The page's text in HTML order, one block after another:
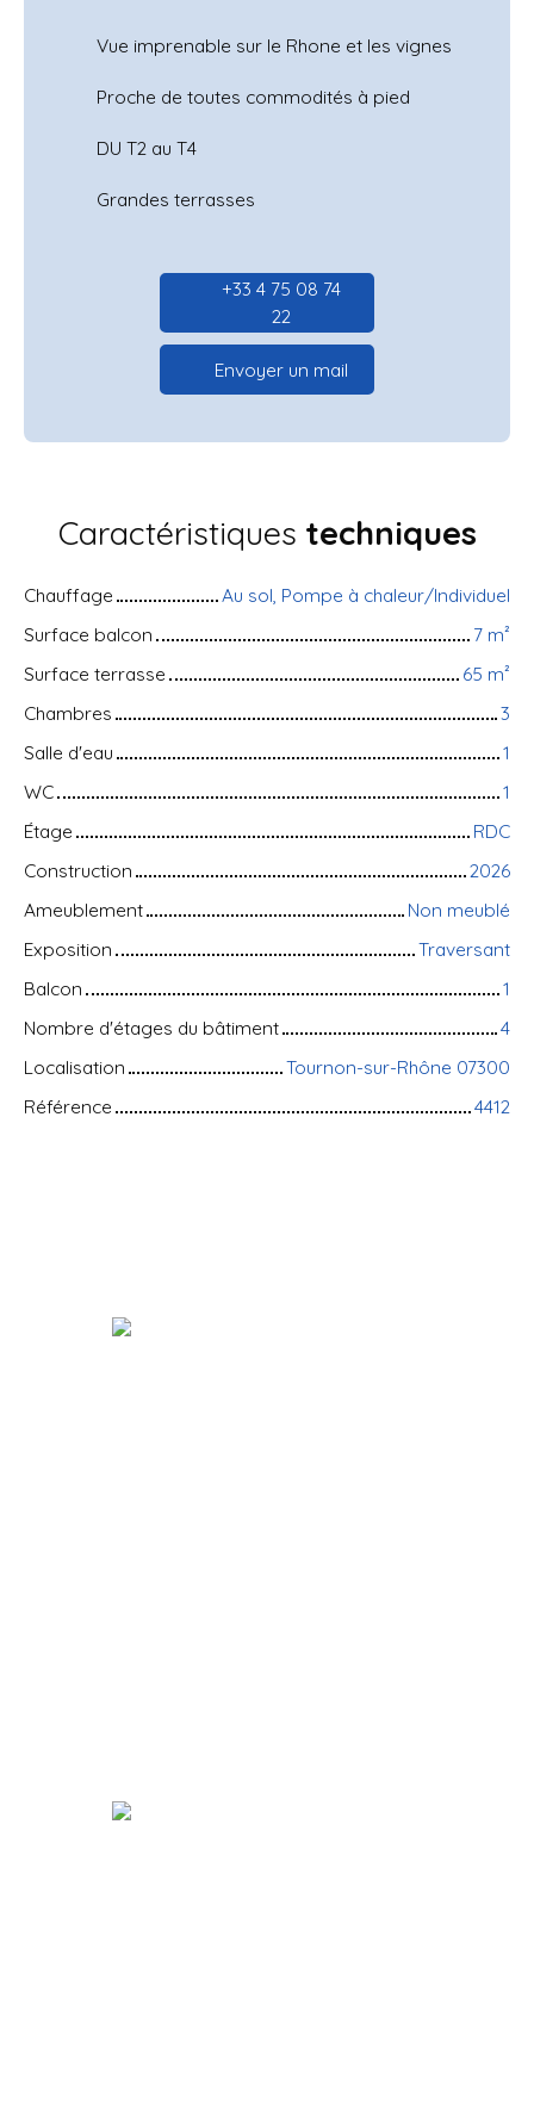
Vue imprenable sur le Rhone et les vignes
Proche de toutes commodités à pied
DU T2 au T4
Grandes terrasses
+33 4 75 08 74
22
Envoyer un mail
Caractéristiques techniques
Chauffage
Au sol, Pompe à chaleur/Individuel
Surface balcon
7 m²
Surface terrasse
65 m²
Chambres
3
Salle d'eau
1
WC
1
Étage
RDC
Construction
2026
Ameublement
Non meublé
Exposition
Traversant
Balcon
1
Nombre d'étages du bâtiment
4
Localisation
Tournon-sur-Rhône 07300
Référence
4412